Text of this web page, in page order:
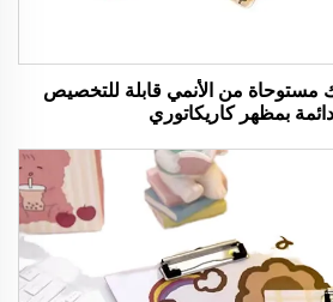
مستوحاة من الأنمي قابلة للتخصيص
بمظهر كاريكاتوري